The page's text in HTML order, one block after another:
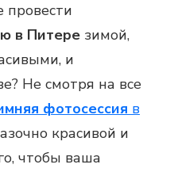
провести
в Питере зимой,
и
Не смотря на все
фотосессия в
красивой и
чтобы ваша